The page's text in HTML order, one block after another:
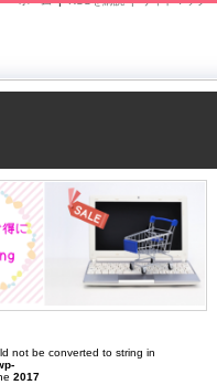
not be converted to string in
2017